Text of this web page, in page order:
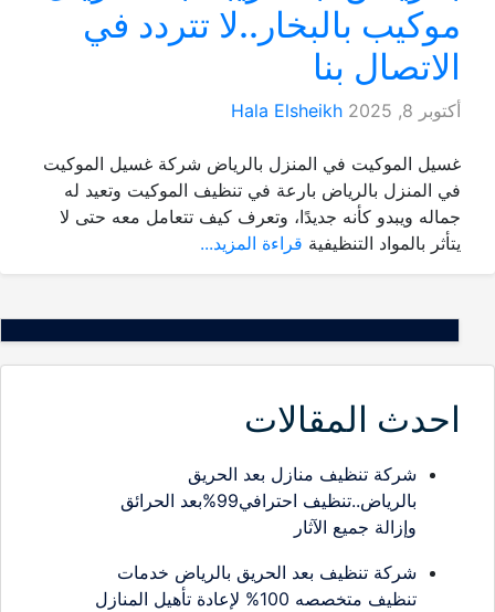
بالبخار..لا تتردد في
بنا
Hala Elsheikh
الموكيت في المنزل بالرياض شركة غسيل الموكيت
بالرياض بارعة في تنظيف الموكيت وتعيد له
ويبدو كأنه جديدًا، وتعرف كيف تتعامل معه حتى لا
بالمواد التنظيفيةقراءة المزيد...
المقالات
شركة تنظيف منازل بعد الحريق
بالرياض..تنظيف احترافي99%بعد الحرائق
وإزالة جميع الآثار
شركة تنظيف بعد الحريق بالرياض خدمات
تنظيف متخصصه 100% لإعادة تأهيل المنازل